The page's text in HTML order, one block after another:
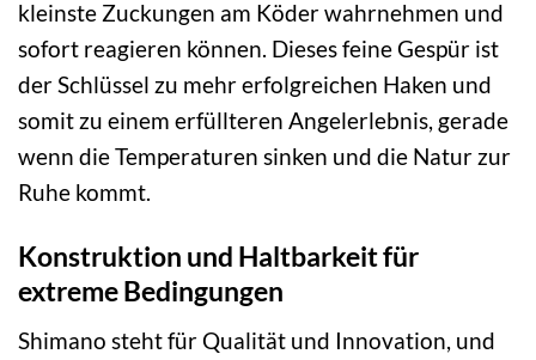
kleinste Zuckungen am Köder wahrnehmen und
sofort reagieren können. Dieses feine Gespür ist
der Schlüssel zu mehr erfolgreichen Haken und
somit zu einem erfüllteren Angelerlebnis, gerade
wenn die Temperaturen sinken und die Natur zur
Ruhe kommt.
Konstruktion und Haltbarkeit für
extreme Bedingungen
Shimano steht für Qualität und Innovation, und